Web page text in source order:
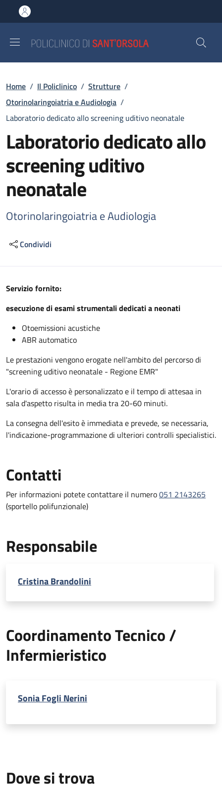
al contenuto principale
to footer content
Briciole di pane
Home / Il Policlinico / Strutture /
Otorinolaringoiatria e Audiologia /
Laboratorio dedicato allo screening uditivo neonatale
Laboratorio dedicato allo
screening uditivo
neonatale
Otorinolaringoiatria e Audiologia
Condividi
Descrizione
Servizio fornito:
esecuzione di esami strumentali dedicati a neonati
Otoemissioni acustiche
ABR automatico
Le prestazioni vengono erogate nell'ambito del percorso di
"screening uditivo neonatale - Regione EMR"
L'orario di accesso è personalizzato e il tempo di attesaa in
sala d'aspetto risulta in media tra 20-60 minuti.
La consegna dell'esito è immediata e prevede, se necessaria,
l'indicazione-programmazione di ulteriori controlli specialistici.
Contatti
Per informazioni potete contattare il numero051 2143265
(sportello polifunzionale)
Responsabile
Cristina Brandolini
Coordinamento Tecnico /
Infermieristico
Sonia Fogli Nerini
Dove si trova